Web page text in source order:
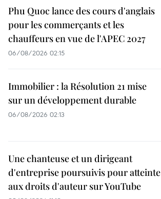
Phu Quoc lance des cours d'anglais
pour les commerçants et les
chauffeurs en vue de l'APEC 2027
06/08/2026 02:15
Immobilier : la Résolution 21 mise
sur un développement durable
06/08/2026 02:13
Une chanteuse et un dirigeant
d'entreprise poursuivis pour atteinte
aux droits d'auteur sur YouTube